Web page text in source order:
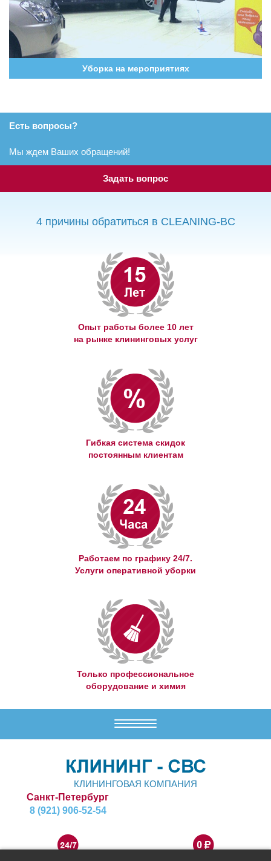
Уборка на мероприятиях
Есть вопросы?
Мы ждем Ваших обращений!
Задать вопрос
4 причины обратиться в CLEANING-BC
Опыт работы более 10 лет
на рынке клининговых услуг
Гибкая система скидок
постоянным клиентам
Работаем по графику 24/7.
Услуги оперативной уборки
Только профессиональное
оборудование и химия
Меню
КЛИНИНГОВАЯ КОМПАНИЯ
Санкт-Петербург
8 (921) 906-52-54